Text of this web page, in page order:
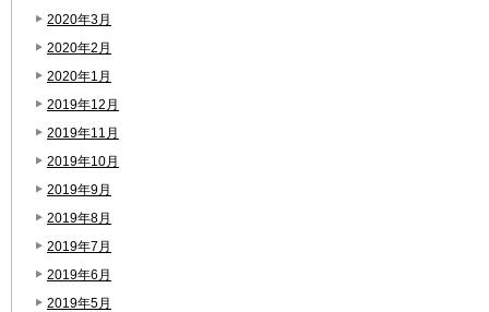
2020年3月
2020年2月
2020年1月
2019年12月
2019年11月
2019年10月
2019年9月
2019年8月
2019年7月
2019年6月
2019年5月